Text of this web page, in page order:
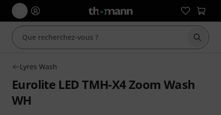
Lyres Wash
Eurolite LED TMH-X4 Zoom Wash
WH